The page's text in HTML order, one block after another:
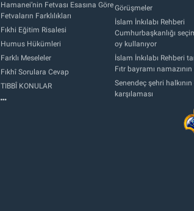
Hamanei’nin Fetvası Esasına Göre
Fetvaların Farklılıkları
Fıkhi Eğitim Risalesi
Humus Hükümleri
Farklı Meseleler
Fıkhî Sorulara Cevap
TIBBÎ KONULAR
Görüşmeler
İslam İnkılabı Rehberi
Cumhurbaşkanlığı
oy kullanıyor
İslam İnkılabı Rehberi
Fıtr bayramı
Senendeç şehri
karşılaması